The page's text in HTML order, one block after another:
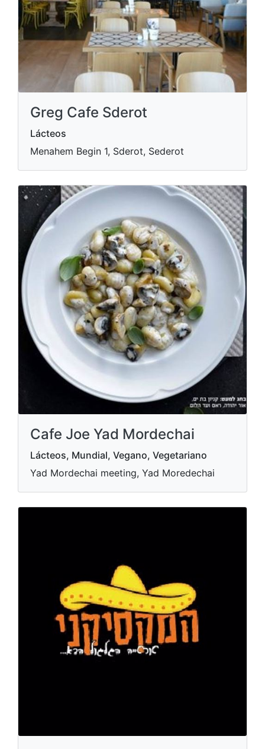
Greg Cafe Sderot
Lácteos
Menahem Begin 1, Sderot, Sederot
Cafe Joe Yad Mordechai
Lácteos, Mundial, Vegano, Vegetariano
Yad Mordechai meeting, Yad Moredechai